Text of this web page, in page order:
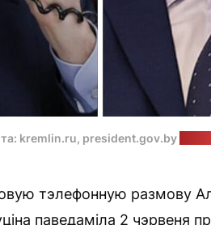
kremlin.ru, president.gov.by
тэлефонную размову
паведаміла 2 чэрвеня